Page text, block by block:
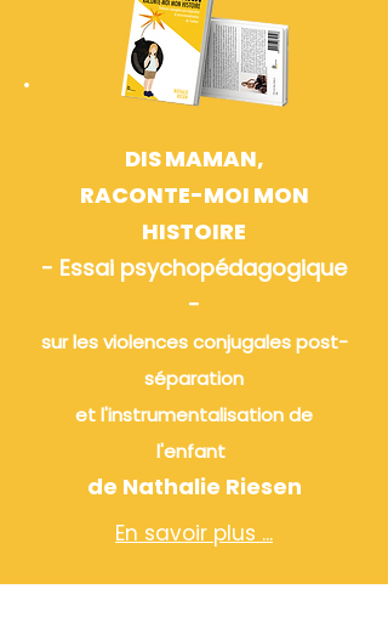
DIS MAMAN,
RACONTE-MOI MON
HISTOIRE
- Essai psychopédagogique
-
sur les violences conjugales post-
séparation
et l'instrumentalisation de
l'enfant
de Nathalie Riesen
En savoir plus ...